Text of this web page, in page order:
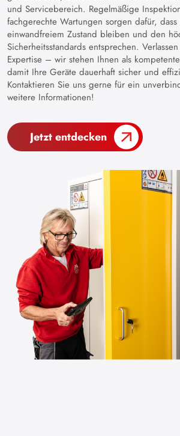
und Servicebereich. Regelmäßige
fachgerechte Wartungen sorgen dafür,
einwandfreiem Zustand bleiben und den
Sicherheitsstandards entsprechen.
Expertise – wir stehen Ihnen als
damit Ihre Geräte dauerhaft sicher und
Kontaktieren Sie uns gerne für ein
weitere Informationen!
Jetzt entdecken